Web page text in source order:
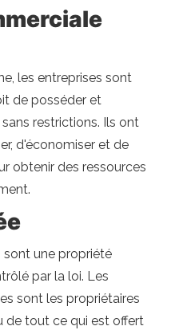
les entreprises sont
de posséder et
restrictions. Ils ont
d'économiser et de
obtenir des ressources
une propriété
par la loi. Les
sont les propriétaires
de tout ce qui est offert